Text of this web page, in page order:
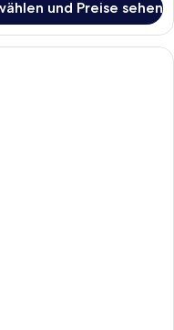
und Preise sehen